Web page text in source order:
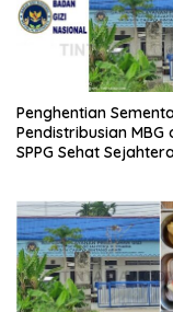
Penghentian
Pendistribusian MBG
SPPG Sehat